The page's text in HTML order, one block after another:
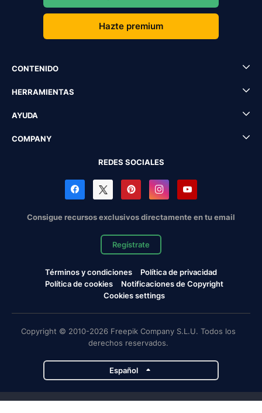
Hazte premium
CONTENIDO
HERRAMIENTAS
AYUDA
COMPANY
REDES SOCIALES
Consigue recursos exclusivos directamente en tu email
Regístrate
Términos y condiciones
Política de privacidad
Política de cookies
Notificaciones de Copyright
Cookies settings
Copyright © 2010-2026 Freepik Company S.L.U. Todos los
derechos reservados.
Español